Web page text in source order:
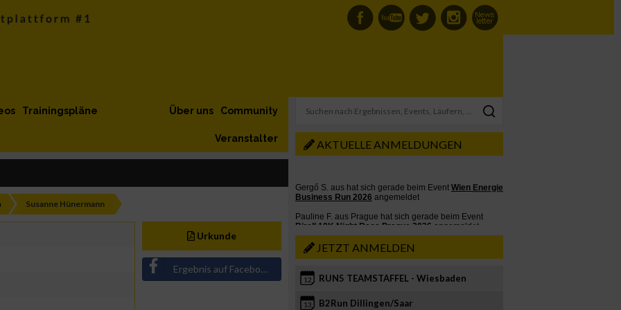
Trainingspläne Community
Über uns
Veranstalter
Susanne Hünermann
Urkunde
Ergebnis auf Facebook teilen
AKTUELLE ANMELDUNGEN
JETZT ANMELDEN
12 RUN5 TEAMSTAFFEL - Wiesbaden
13 B2Run Dillingen/Saar